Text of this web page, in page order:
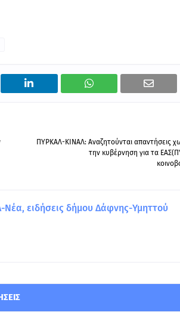
ΠΥΡΚΑΛ-ΚΙΝΑΛ: Αναζητούνται απαντήσεις
την κυβέρνηση για τα
Νέα, ειδήσεις δήμου Δάφνης-Υμηττού